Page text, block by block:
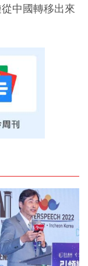
中國轉移出來